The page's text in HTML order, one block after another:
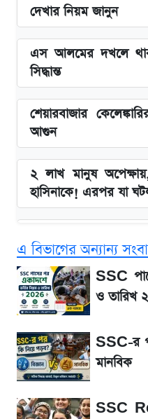
দেখার নিয়ম জানুন
এস আলমের দখলে
সিদ্ধান্ত
শেয়ারবাজার
আগুন
২ লাখ মানুষ
হাসিনাকে! এরপর যা
Redmi K80 নিয়ে
বাংলাদেশ নিয়ে যা
সাকিবের বাড়িতে
ঘোষ
লিটনকে নিয়ে টিম
এ বিভাগের অন্যান্য
SSC
ও তারিখ
SSC-র
মানবিক
SSC